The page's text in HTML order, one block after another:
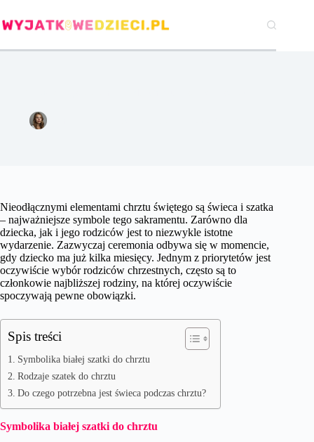
do
treści
Nieodłącznymi elementami chrztu świętego są świeca i szatka
– najważniejsze symbole tego sakramentu. Zarówno dla
dziecka, jak i jego rodziców jest to niezwykle istotne
wydarzenie. Zazwyczaj ceremonia odbywa się w momencie,
gdy dziecko ma już kilka miesięcy. Jednym z priorytetów jest
oczywiście wybór rodziców chrzestnych, często są to
członkowie najbliższej rodziny, na której oczywiście
spoczywają pewne obowiązki.
Spis treści
Symbolika białej szatki do chrztu
Rodzaje szatek do chrztu
Do czego potrzebna jest świeca podczas chrztu?
Symbolika białej szatki do chrztu